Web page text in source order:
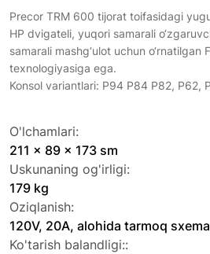
Precor TRM 600 tijorat toifasidagi
HP dvigateli, yuqori samarali
samarali mashg‘ulot uchun o‘rnatilgan
texnologiyasiga ega.
Konsol variantlari: P94 P84 P82, P62,
O'lchamlari:
211 x 89 x 173 sm
Uskunaning og'irligi:
179 kg
Oziqlanish:
120V, 20A, alohida tarmoq
Ko'tarish balandligi::